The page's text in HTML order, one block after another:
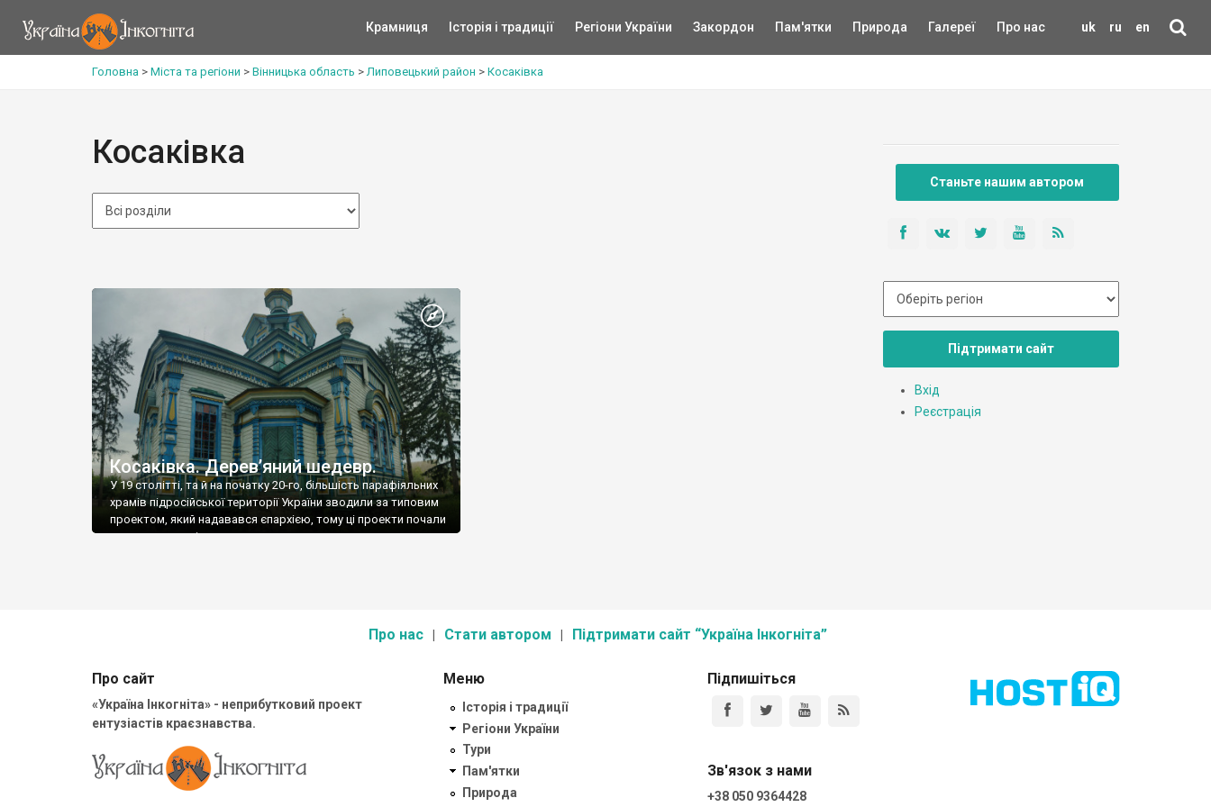
uk ru en
Крамниця Історія і традиції Регіони України Закордон Пам'ятки Природа Галереї Про нас
Головна > Міста та регіони > Вінницька область >Липовецький район > Косаківка
Косаківка
Косаківка. Дерев’яний шедевр.
У 19 столітті, та й на початку 20-го, більшість парафіяльних
храмів підросійської території України зводили за типовим
проектом, який надавався єпархією, тому ці проекти почали
називати єпархіальни
Станьте нашим автором
Підтримати сайт
Вхід
Реєстрація
Про нас Стати автором Підтримати сайт “Україна Інкогніта”
Про сайт
«Україна Інкогніта» - неприбутковий проект
ентузіастів краєзнавства.
Меню
Історія і традиції
Регіони України
Тури
Пам'ятки
Природа
Підпишіться
Зв'язок з нами
+38 050 9364428